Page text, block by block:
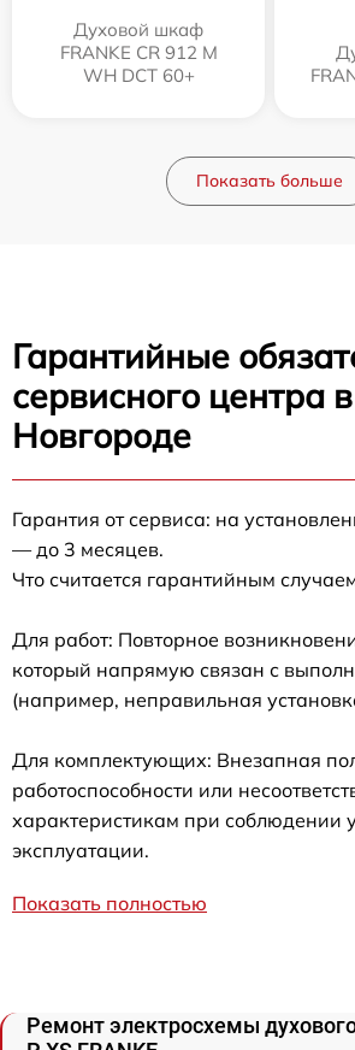
Духовой шкаф
FRANKE CR 912 M
WH DCT 60+
Показать больше
Гарантийные
сервисного центра
Новгороде
Гарантия от сервиса: на
— до 3 месяцев.
Что считается гарантийным
Для работ: Повторное
который напрямую связан с
(например, неправильная
Для комплектующих: Внезапная
работоспособности или
характеристикам при соблюдении
эксплуатации.
Показать полностью
Ремонт электросхемы